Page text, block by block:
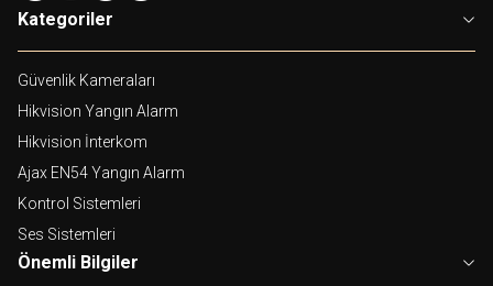
Kategoriler
Güvenlik Kameraları
Hikvision Yangın Alarm
Hikvision İnterkom
Ajax EN54 Yangın Alarm
Kontrol Sistemleri
Ses Sistemleri
Önemli Bilgiler